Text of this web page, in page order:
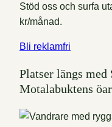
Stöd oss och surfa
kr/månad.
Bli reklamfri
Platser längs med
Motalabuktens öar